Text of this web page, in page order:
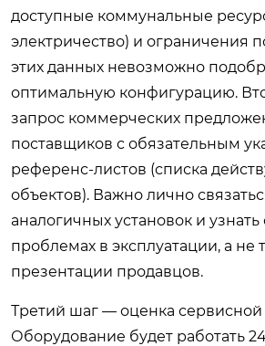
доступные коммунальные
электричество) и ограничения
этих данных невозможно
оптимальную конфигурацию.
запрос коммерческих
поставщиков с обязательным
референс-листов (списка
объектов). Важно лично
аналогичных установок и
проблемах в эксплуатации, а не
презентации продавцов.
Третий шаг — оценка
Оборудование будет работать